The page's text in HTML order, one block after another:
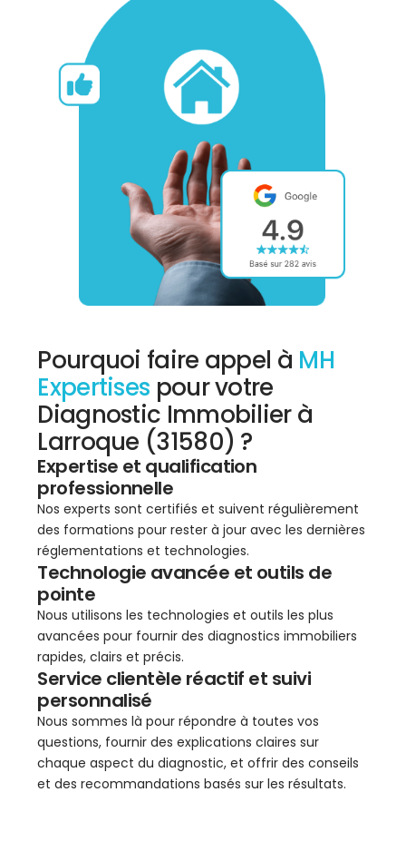
Pourquoi faire appel à MH
Expertises pour votre
Diagnostic Immobilier à
Larroque (31580) ?
Expertise et qualification
professionnelle
Nos experts sont certifiés et suivent régulièrement
des formations pour rester à jour avec les dernières
réglementations et technologies.
Technologie avancée et outils de
pointe
Nous utilisons les technologies et outils les plus
avancées pour fournir des diagnostics immobiliers
rapides, clairs et précis.
Service clientèle réactif et suivi
personnalisé
Nous sommes là pour répondre à toutes vos
questions, fournir des explications claires sur
chaque aspect du diagnostic, et offrir des conseils
et des recommandations basés sur les résultats.